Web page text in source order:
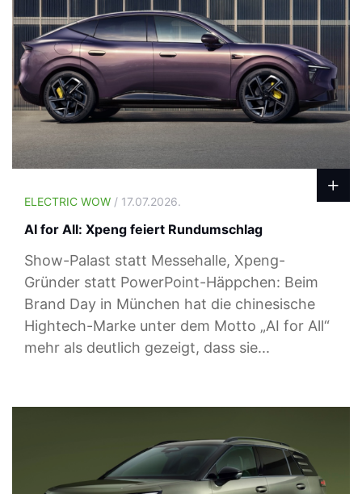
ELECTRIC WOW / 17.07.2026.
AI for All: Xpeng feiert Rundumschlag
Show-Palast statt Messehalle, Xpeng-
Gründer statt PowerPoint-Häppchen: Beim
Brand Day in München hat die chinesische
Hightech-Marke unter dem Motto „AI for All“
mehr als deutlich gezeigt, dass sie...